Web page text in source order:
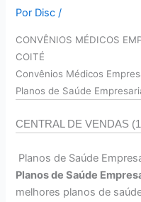
Por Disc/
CONVÊNIOS MÉDICOS
COITÉ
Convênios Médicos
Planos de Saúde
CENTRAL DE VENDAS
Planos de Saúde
Planos de Saúde
melhores planos de